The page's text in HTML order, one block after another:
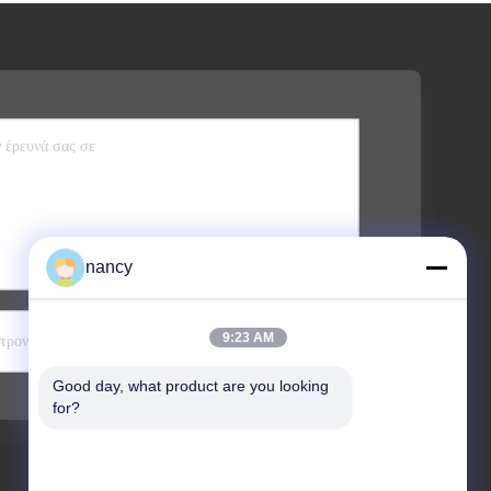
Στείλετε
nancy
9:23 AM
Good day, what product are you looking
for?